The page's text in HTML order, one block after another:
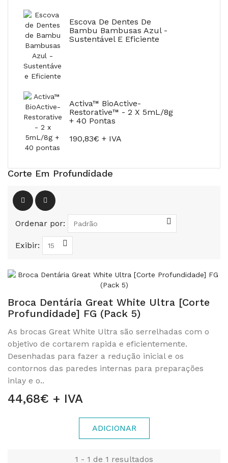
Escova De Dentes De
Bambu Bambusas Azul -
Sustentável E Eficiente
Activa™ BioActive-
Restorative™ - 2 X 5mL/8g
+ 40 Pontas
190,83€ + IVA
Corte Em Profundidade
Ordenar por:
Exibir:
Broca Dentária Great White Ultra [Corte
Profundidade] FG (Pack 5)
As brocas Great White Ultra são serrelhadas com o
objetivo de cortarem rapida e eficientemente.
Desenhadas para fazer a redução inicial e os
contornos das paredes internas para preparações
inlay e o..
44,68€ + IVA
ADICIONAR
1 - 1 de 1 resultados